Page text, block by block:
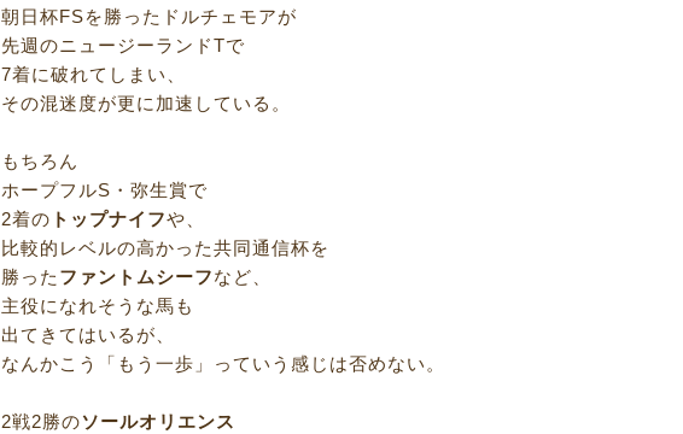
朝日杯FSを勝ったドルチェモアが
先週のニュージーランドTで
7着に破れてしまい、
その混迷度が更に加速している。
もちろん
ホープフルS・弥生賞で
2着の トップナイフや、
比較的レベルの高かった共同通信杯を
勝った ファントムシーフなど、
主役になれそうな馬も
出てきてはいるが、
なんかこう「もう一歩」っていう感じは否めない。
2戦2勝のソールオリエンス